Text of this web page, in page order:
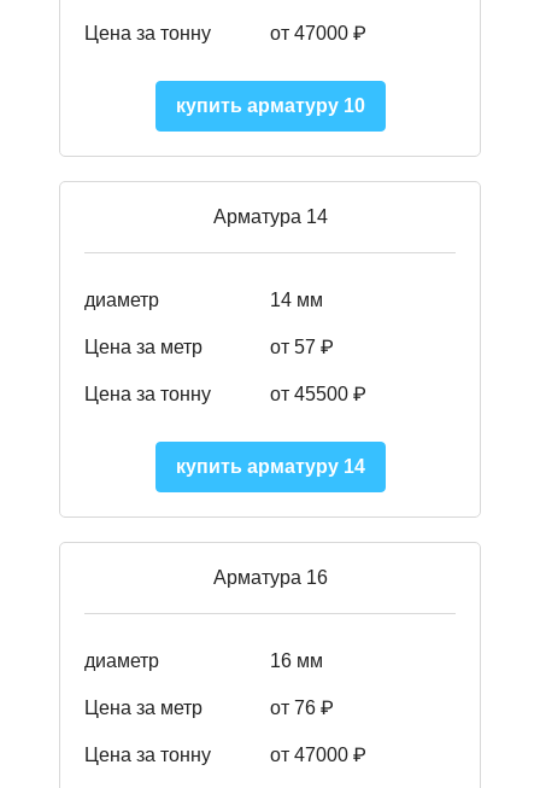
Цена за тонну от 47000 ₽
купить арматуру 10
Арматура 14
диаметр 14 мм
Цена за метр от 57 ₽
Цена за тонну от 45500 ₽
купить арматуру 14
Арматура 16
диаметр 16 мм
Цена за метр от 76 ₽
Цена за тонну от 47000 ₽